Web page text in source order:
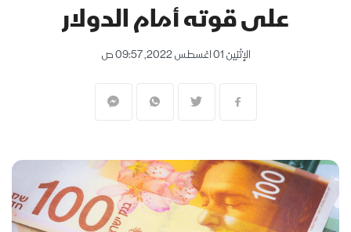
على قوته أمام الدولار
الإثنين 01 اغسطس 2022, 09:57 ص